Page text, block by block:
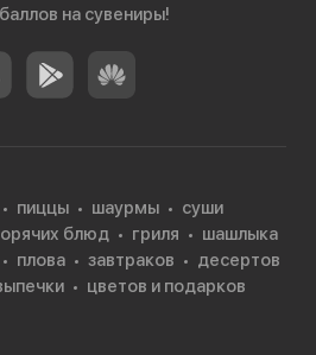
на сувениры!
пиццы шаурмы
суши
блюд гриля
шашлыка
плова завтраков
десертов
цветов и подарков